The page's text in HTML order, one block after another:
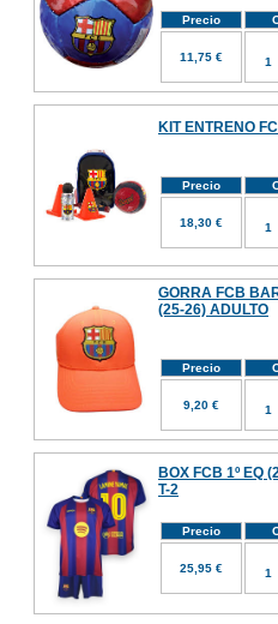
Precio
11,75 €
KIT ENTRENO
Precio
18,30 €
GORRA FCB
(25-26) ADULTO
Precio
9,20 €
BOX FCB 1º EQ
T-2
Precio
25,95 €